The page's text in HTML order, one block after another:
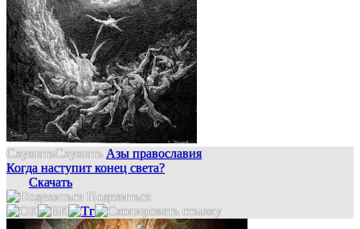
СлушатьСлушать Азы православия
Когда наступит конец света?
Скачать
Поделиться